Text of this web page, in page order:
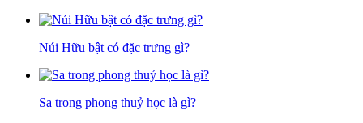
Núi Hữu bật có đặc trưng gì?
Sa trong phong thuỷ học là gì?